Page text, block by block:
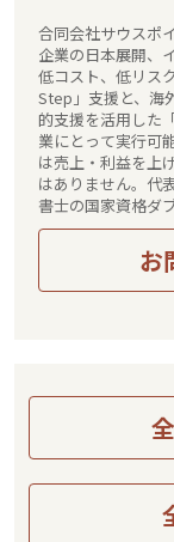
合同会社サウスポ
企業の日本展開、
低コスト、低リス
Step」支援と、海
的支援を活用した
業にとって実行可
は売上・利益を上
はありません。代
書士の国家資格ダ
査、事業計画作り
達、海外展開実務
ワンストップで伴
お